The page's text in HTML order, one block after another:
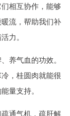
相互协作，能够
流，帮助我们补
力。
养气血的功效。
，桂圆肉就能很
量支持。
通气机，疏肝解